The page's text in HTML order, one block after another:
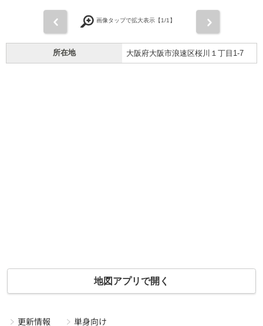
画像タップで拡大表示【1/1】
所在地 大阪府大阪市浪速区桜川１丁目1-7
地図アプリで開く
更新情報
単身向け